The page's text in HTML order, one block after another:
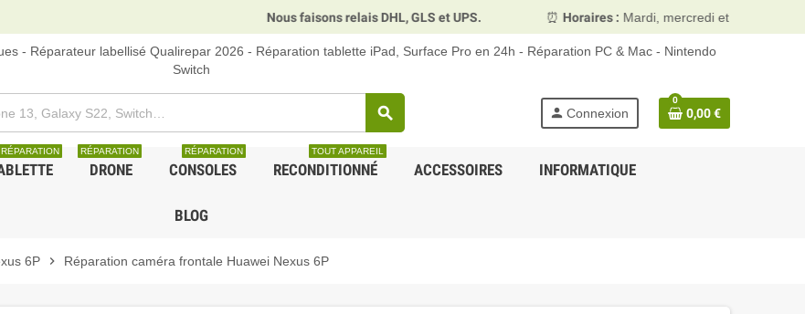
Nous faisons relais DHL, GLS et UPS. Horaires :Mardi, mercredi et vendredi
- Réparateur labellisé Qualirepar 2026 - Réparation tablette iPad, Surface Pro en 24h - Réparation PC & Mac - Nintendo
Switch
search person Connexion
0
0,00 €
RÉPARATION
DRONE
RÉPARATION
CONSOLES
RÉPARATION
RECONDITIONNÉ
TOUT APPAREIL
ACCESSOIRES INFORMATIQUE
BLOG
6P chevron_right Réparation caméra frontale Huawei Nexus 6P